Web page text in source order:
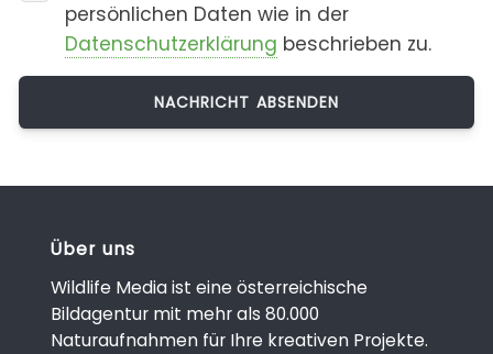
persönlichen Daten wie in der
Datenschutzerklärung beschrieben zu.
Über uns
Wildlife Media ist eine österreichische
Bildagentur mit mehr als 80.000
Naturaufnahmen für Ihre kreativen Projekte.